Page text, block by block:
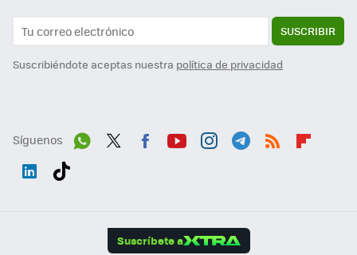
SUSCRIBIR
Suscribiéndote aceptas nuestra política de privacidad
Síguenos
Suscríbete a